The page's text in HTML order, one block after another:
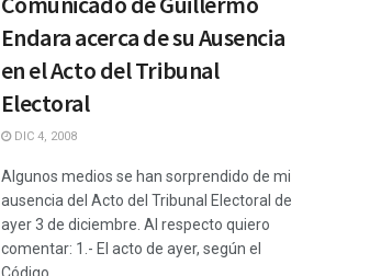
Endara acerca de su Ausencia
en el Acto del Tribunal
Electoral
DIC 4, 2008
Algunos medios se han sorprendido de mi
ausencia del Acto del Tribunal Electoral de
ayer 3 de diciembre. Al respecto quiero
comentar: 1.- El acto de ayer, según el